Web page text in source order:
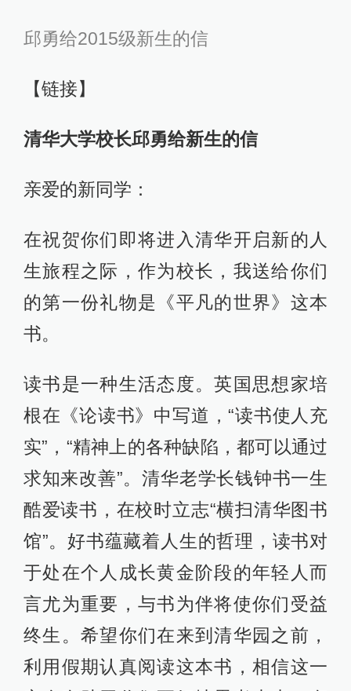
邱勇给2015级新生的信
【链接】
清华大学校长邱勇给新生的信
亲爱的新同学：
在祝贺你们即将进入清华开启新的人
生旅程之际，作为校长，我送给你们
的第一份礼物是《平凡的世界》这本
书。
读书是一种生活态度。英国思想家培
根在《论读书》中写道，“读书使人充
实”，“精神上的各种缺陷，都可以通过
求知来改善”。清华老学长钱钟书一生
酷爱读书，在校时立志“横扫清华图书
馆”。好书蕴藏着人生的哲理，读书对
于处在个人成长黄金阶段的年轻人而
言尤为重要，与书为伴将使你们受益
终生。希望你们在来到清华园之前，
利用假期认真阅读这本书，相信这一